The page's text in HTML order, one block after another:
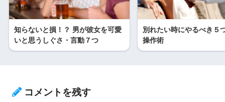
知らないと損！？ 男が彼女を可愛
いと思うしぐさ・言動７つ
別れたい時にやるべき５
操作術
コメントを残す